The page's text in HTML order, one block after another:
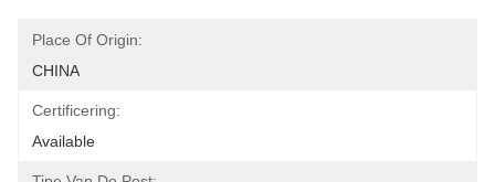
Place Of Origin:
CHINA
Certificering:
Available